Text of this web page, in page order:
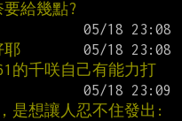
給幾點?
耶
的千咲自己有能力打
是想讓人忍不住發出: